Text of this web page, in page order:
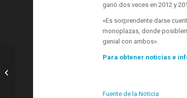
ganó dos veces en 2012 y
«Es sorprendente darse
monoplazas, donde
genial con ambos».
Para obtener noticias e
Fuente de la Noticia
F1: Encuesta de F1 desbloqueada